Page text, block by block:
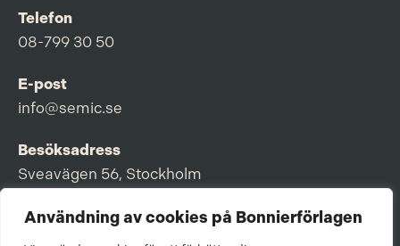
Användning av cookies på Bonnierförlagen
Telefon
08-799 30 50
E-post
info@semic.se
Besöksadress
Sveavägen 56, Stockholm
Postadress